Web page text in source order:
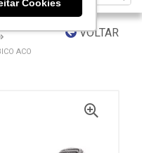
Cookies
VOLTAR
ACO